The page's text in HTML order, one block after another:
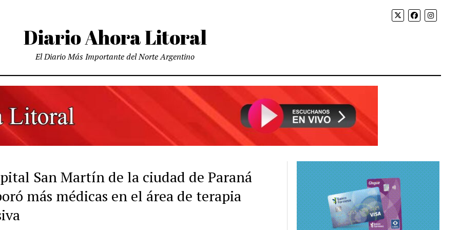
Diario Ahora Litoral
El Diario Más Importante del Norte Argentino
San Martín de la ciudad de Paraná
más médicas en el área de terapia